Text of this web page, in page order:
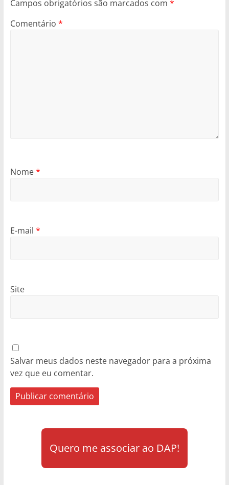
Campos obrigatórios são marcados com *
Comentário *
Nome*
E-mail *
Site
Salvar meus dados neste navegador para a próxima
vez que eu comentar.
Quero me associar ao DAP!